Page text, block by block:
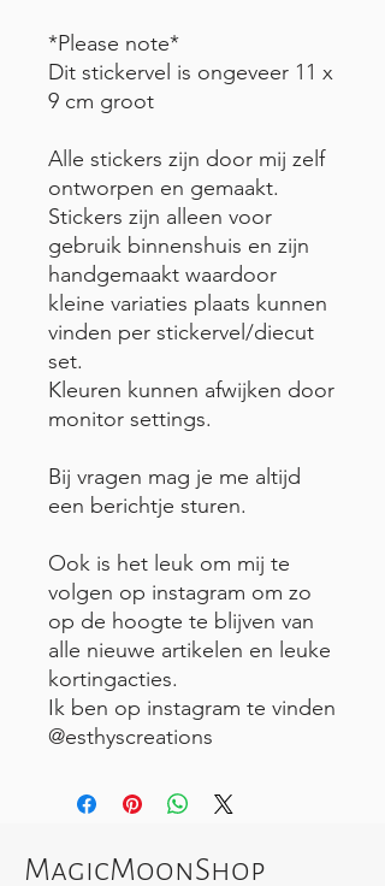
*Please note*
Dit stickervel is ongeveer 11 x
9 cm groot
Alle stickers zijn door mij zelf
ontworpen en gemaakt.
Stickers zijn alleen voor
gebruik binnenshuis en zijn
handgemaakt waardoor
kleine variaties plaats kunnen
vinden per stickervel/diecut
set.
Kleuren kunnen afwijken door
monitor settings.
Bij vragen mag je me altijd
een berichtje sturen.
Ook is het leuk om mij te
volgen op instagram om zo
op de hoogte te blijven van
alle nieuwe artikelen en leuke
kortingacties.
Ik ben op instagram te vinden
@esthyscreations
MagicMoonShop